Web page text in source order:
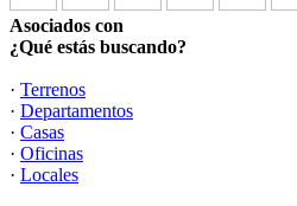
Asociados con
¿Qué estás buscando?
· Terrenos
· Departamentos
· Casas
· Oficinas
· Locales